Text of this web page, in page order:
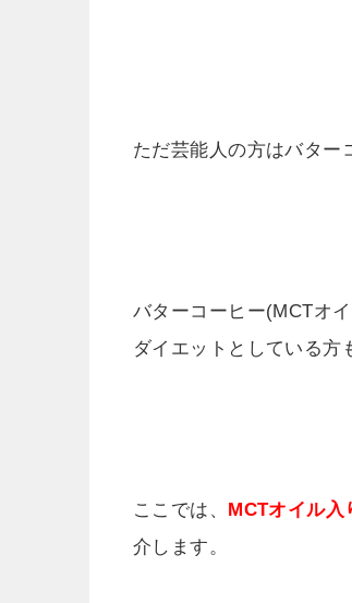
ただ芸能人の方はバター
バターコーヒー(MCTオ
ダイエットとしている方
ここでは、 MCTオイル入
介します。